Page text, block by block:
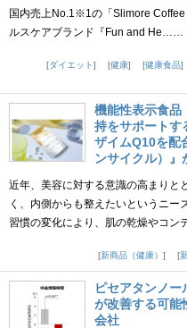
国内売上No.1※1の「Slimore
ルスケアブランド『Fun and He……
ダイエット
健康 健康食品
機能性表示食品
持をサポートす
ザイムQ10を
ンサイクル）
近年、美容に対する意識の高まりと
く、内側からも整えたいというニ
習慣の変化により、肌の乾燥やコ
新商品（健康）
ピセアタンノ
が改善する可能
会社